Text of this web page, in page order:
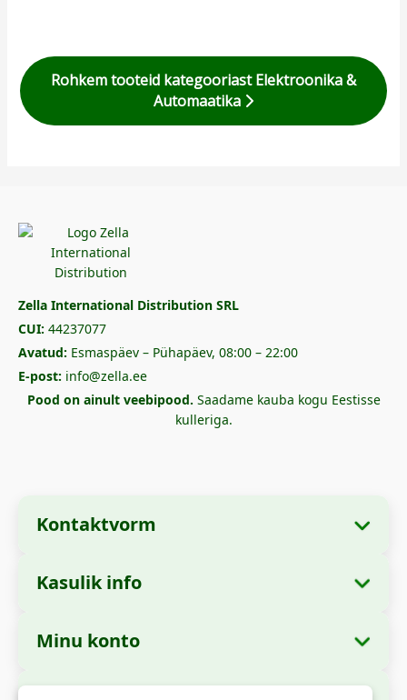
Rohkem tooteid kategooriast Elektroonika &
Automaatika
Zella International Distribution SRL
CUI: 44237077
Avatud: Esmaspäev – Pühapäev, 08:00 – 22:00
E-post: info@zella.ee
Pood on ainult veebipood. Saadame kauba kogu Eestisse
kulleriga.
Kontaktvorm
Ettevõtte nimi:
SRL
Asukoht:Strada Cuza Vodă nr. 97, Sector 4,
Kasulik info
Makseviisid
Minu konto
Minu tellimused